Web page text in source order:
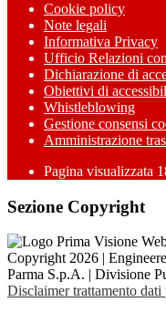
Cookie policy
Note legali
Informativa Privacy
Ufficio Relazioni
Dichiarazione di
Obiettivi di
Whistleblowing
Gestione consensi
Amministrazione
Pagina visualizzata
Sezione Copyright
Copyright 2026 |
Parma S.p.A. | Divisione
Disclaimer trattamento dati